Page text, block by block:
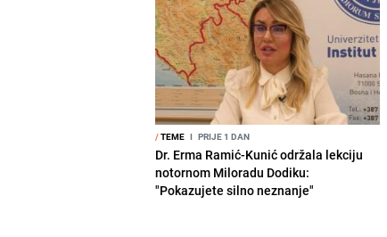
/TEME I PRIJE 1 DAN
Dr. Erma Ramić-Kunić održala lekciju
notornom Miloradu Dodiku:
"Pokazujete silno neznanje"